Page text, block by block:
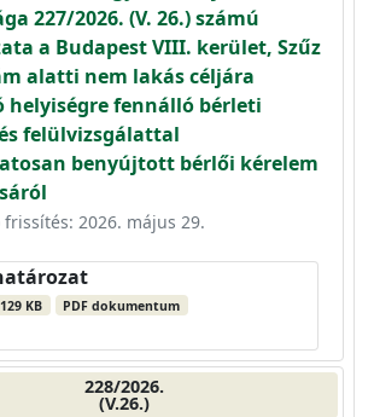
227/2026. (V. 26.) számú
a Budapest VIII. kerület, Szűz
alatti nem lakás céljára
helyiségre fennálló bérleti
felülvizsgálattal
benyújtott bérlői kérelem
frissítés: 2026. május 29.
129 KB PDF dokumentum
228/2026.
(V.26.)